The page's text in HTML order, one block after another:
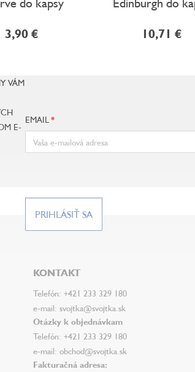
3,90 €
10,71 €
VÁM
E-
EMAIL
PRIHLÁSIŤ SA
KONTAKT
Telefón: +421 233 329 180
e-mail: svojtka@svojtka.sk
Otázky k objednávkam
Telefón: +421 233 329 180
e-mail: obchod@svojtka.sk
Fakturačná adresa: